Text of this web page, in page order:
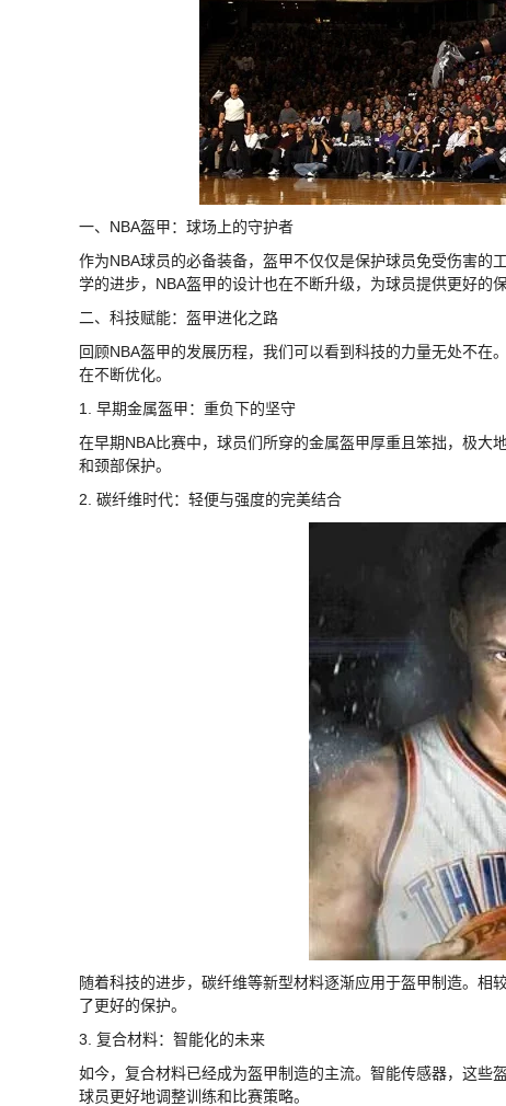
一、NBA盔甲：球场上的守护者
作为NBA球员的必备装备，盔甲不仅仅是保护球员免受伤害
学的进步，NBA盔甲的设计也在不断升级，为球员提供更好的保
二、科技赋能：盔甲进化之路
回顾NBA盔甲的发展历程，我们可以看到科技的力量无处不
在不断优化。
1. 早期金属盔甲：重负下的坚守
在早期NBA比赛中，球员们所穿的金属盔甲厚重且笨拙，极
和颈部保护。
2. 碳纤维时代：轻便与强度的完美结合
随着科技的进步，碳纤维等新型材料逐渐应用于盔甲制造。
了更好的保护。
3. 复合材料：智能化的未来
如今，复合材料已经成为盔甲制造的主流。智能传感器，这些
球员更好地调整训练和比赛策略。